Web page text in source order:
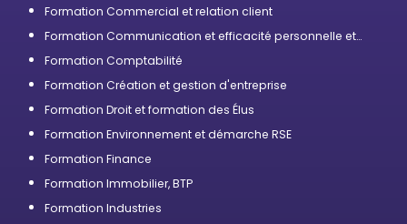
Formation Commercial et relation client
Formation Communication et efficacité personnelle et
Formation Comptabilité
Formation Création et gestion d'entreprise
Formation Droit et formation des Élus
Formation Environnement et démarche RSE
Formation Finance
Formation Immobilier, BTP
Formation Industries